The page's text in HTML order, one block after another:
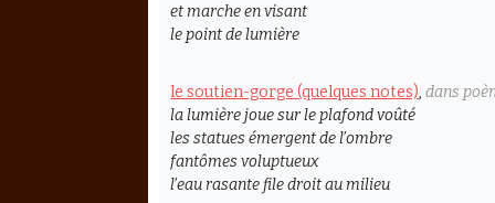
et marche en visant
le point de lumière
le soutien-gorge (quelques notes),dans
la lumière joue sur le plafond voûté
les statues émergent de l’ombre
fantômes voluptueux
l’eau rasante file droit au milieu